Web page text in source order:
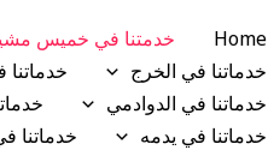
Home خدمتنا في خميس
خدماتنا في الخرج
خدماتنا في الدوادمي
خدماتنا في يدمه
خدماتنا